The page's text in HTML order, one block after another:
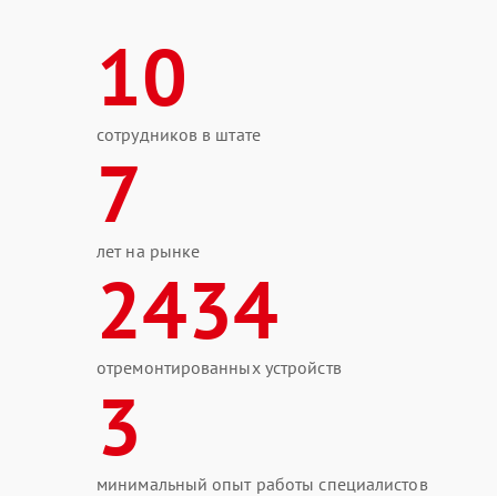
10
сотрудников в штате
7
лет на рынке
2434
отремонтированных устройств
3
минимальный опыт работы специалистов